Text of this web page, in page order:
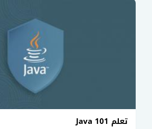
تعلم Java 101